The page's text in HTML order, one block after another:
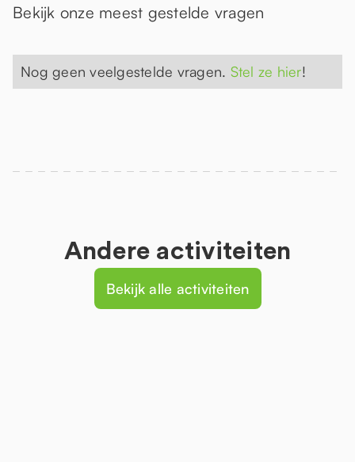
Bekijk onze meest gestelde vragen
Nog geen veelgestelde vragen. Stel ze hier!
Andere activiteiten
Bekijk alle activiteiten